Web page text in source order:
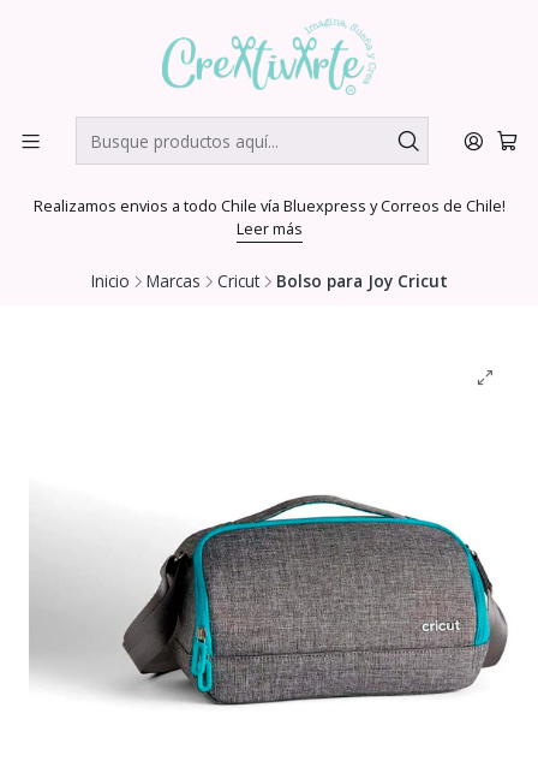
Realizamos envios a todo Chile vía Bluexpress y Correos de Chile!
Leer más
Inicio Marcas Cricut Bolso para Joy Cricut